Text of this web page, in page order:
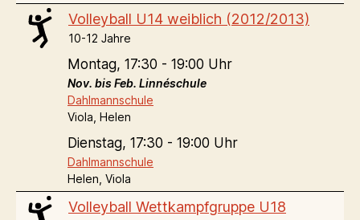
Volleyball U14 weiblich (2012/2013)
10-12 Jahre
Montag, 17:30 - 19:00 Uhr
Nov. bis Feb. Linnéschule
Dahlmannschule
Viola, Helen
Dienstag, 17:30 - 19:00 Uhr
Dahlmannschule
Helen, Viola
Volleyball Wettkampfgruppe U18